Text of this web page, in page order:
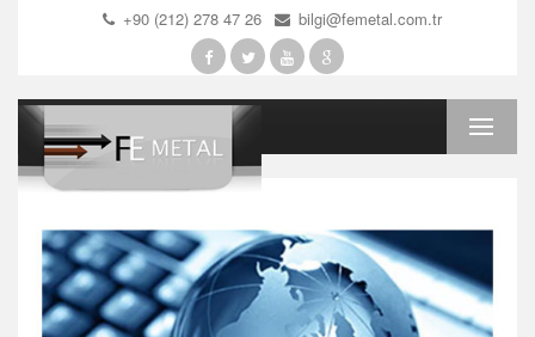
+90 (212) 278 47 26 bilgi@femetal.com.tr